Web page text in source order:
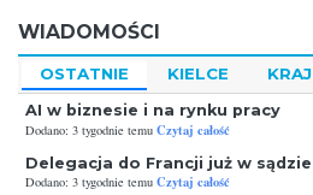
WIADOMOŚCI
OSTATNIE KIELCE KRAJ
AI w biznesie i na rynku pracy
Dodano: 3 tygodnie temu Czytaj całość
Delegacja do Francji już w sądzie
Dodano: 3 tygodnie temu Czytaj całość